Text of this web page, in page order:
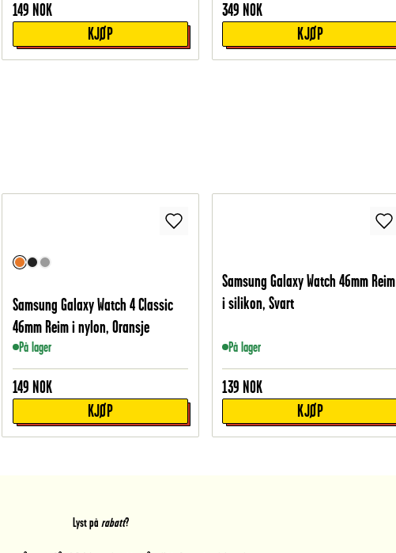
149 NOK
KJØP
349 NOK
KJØP
Samsung Galaxy Watch 4 Classic
46mm Reim i nylon, Oransje
På lager
149 NOK
KJØP
Samsung Galaxy Watch 46mm Reim
i silikon, Svart
På lager
139 NOK
KJØP
Lyst på rabatt?